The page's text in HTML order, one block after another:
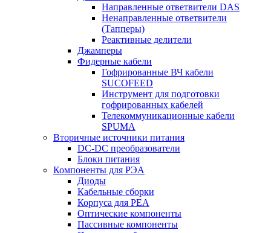
Направленные ответвители DAS
Ненаправленные ответвители
(Тапперы)
Реактивные делители
Джамперы
Фидерные кабели
Гофрированные ВЧ кабели
SUCOFEED
Инструмент для подготовки
гофрированных кабелей
Телекоммуникационные кабели
SPUMA
Вторичные источники питания
DC-DC преобразователи
Блоки питания
Компоненты для РЭА
Диоды
Кабельные сборки
Корпуса для РЕА
Оптические компоненты
Пассивные компоненты